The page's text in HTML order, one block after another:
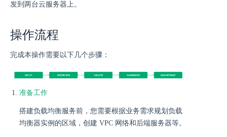
发到两台云服务器上。
操作流程
完成本操作需要以下几个步骤：
准备工作
搭建负载均衡服务前，您需要根据业务需求规划负载
均衡器实例的区域，创建 VPC 网络和后端服务器等。